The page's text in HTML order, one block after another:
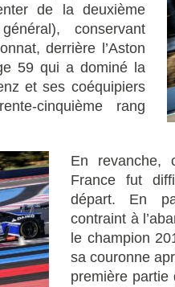
de la deuxième
conservant
derrière l’Aston
59 qui a dominé la
et ses coéquipiers
cinquième rang
En revanche,
France fut
départ. En
contraint à
le champion
sa couronne
première partie